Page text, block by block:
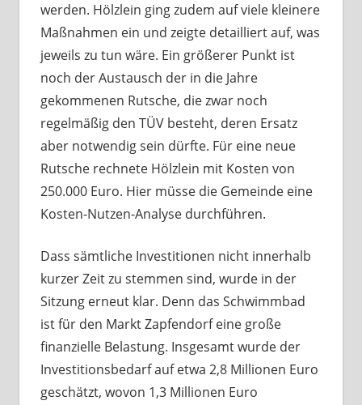
werden. Hölzlein ging zudem auf viele kleinere
Maßnahmen ein und zeigte detailliert auf, was
jeweils zu tun wäre. Ein größerer Punkt ist
noch der Austausch der in die Jahre
gekommenen Rutsche, die zwar noch
regelmäßig den TÜV besteht, deren Ersatz
aber notwendig sein dürfte. Für eine neue
Rutsche rechnete Hölzlein mit Kosten von
250.000 Euro. Hier müsse die Gemeinde eine
Kosten-Nutzen-Analyse durchführen.
Dass sämtliche Investitionen nicht innerhalb
kurzer Zeit zu stemmen sind, wurde in der
Sitzung erneut klar. Denn das Schwimmbad
ist für den Markt Zapfendorf eine große
finanzielle Belastung. Insgesamt wurde der
Investitionsbedarf auf etwa 2,8 Millionen Euro
geschätzt, wovon 1,3 Millionen Euro